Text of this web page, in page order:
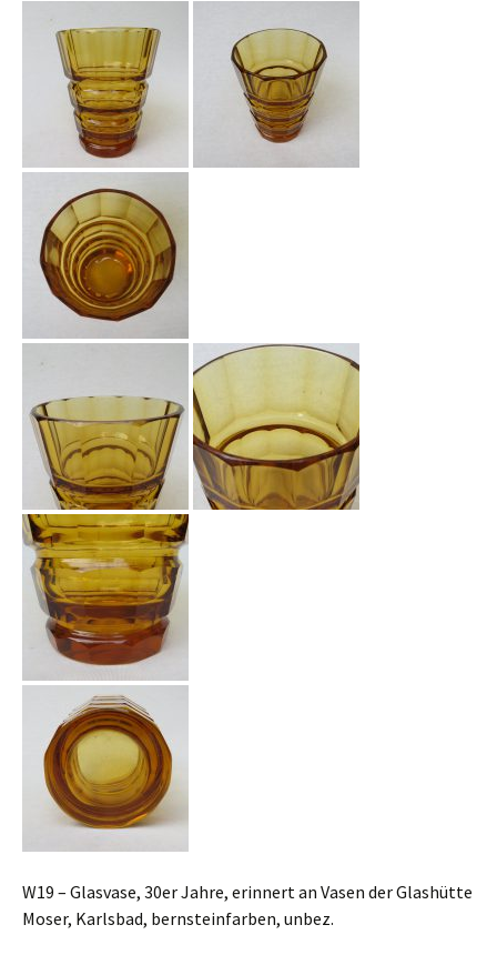
W19 – Glasvase, 30er Jahre, erinnert an Vasen der Glashütte
Moser, Karlsbad, bernsteinfarben, unbez.